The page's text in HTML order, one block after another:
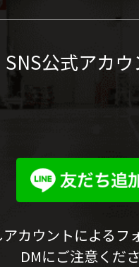
SNS公式アカ
カウントによるフ
DMにご注意くだ